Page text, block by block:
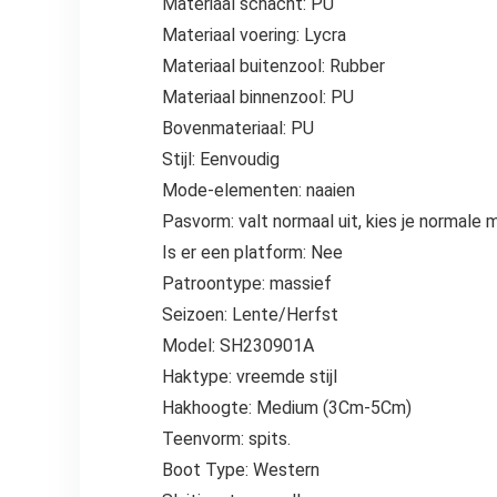
Materiaal voering: Lycra
Materiaal buitenzool: Rubber
Materiaal binnenzool: PU
Bovenmateriaal: PU
Stijl: Eenvoudig
Mode-elementen: naaien
Pasvorm: valt normaal uit, kies je normale
Is er een platform: Nee
Patroontype: massief
Seizoen: Lente/Herfst
Model: SH230901A
Haktype: vreemde stijl
Hakhoogte: Medium (3Cm-5Cm)
Teenvorm: spits.
Boot Type: Western